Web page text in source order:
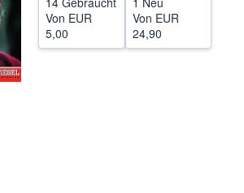
Von EUR
5,00
Von EUR
24,90